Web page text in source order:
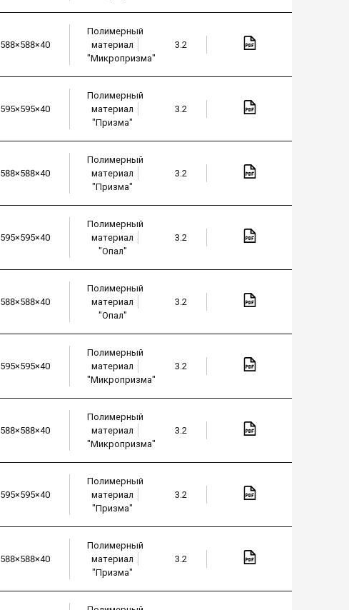
588×588×40
Полимерный
материал
"Микропризма"
3.2
595×595×40
Полимерный
материал
"Призма"
3.2
588×588×40
Полимерный
материал
"Призма"
3.2
595×595×40
Полимерный
материал
"Опал"
3.2
588×588×40
Полимерный
материал
"Опал"
3.2
595×595×40
Полимерный
материал
"Микропризма"
3.2
588×588×40
Полимерный
материал
"Микропризма"
3.2
595×595×40
Полимерный
материал
"Призма"
3.2
588×588×40
Полимерный
материал
"Призма"
3.2